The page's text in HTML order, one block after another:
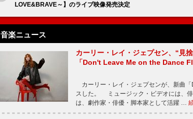
LOVE&BRAVE～】のライブ映像発売決定
音楽ニュース
カーリー・レイ・ジェプセン、“見
「Don't Leave Me on the Dance
カーリー・レイ・ジェプセンが、新曲
スした。 ミュージック・ビデオには、
は、劇作家・俳優・脚本家として活躍 …